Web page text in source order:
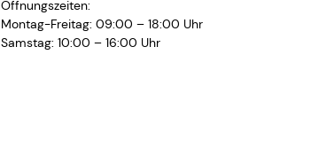
Öffnungszeiten:
Montag-Freitag: 09:00 – 18:00 Uhr
Samstag: 10:00 – 16:00 Uhr